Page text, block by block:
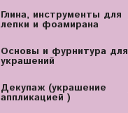
Глина, инструменты для
лепки и фоамирана
Основы и фурнитура для
украшений
Декупаж (украшение
аппликацией )